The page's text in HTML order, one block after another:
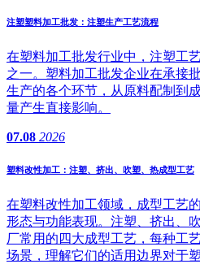
注塑塑料加工批发：注塑生产工艺流程
在塑料加工批发行业中，注塑工
之一。塑料加工批发企业在承接
生产的各个环节，从原料配制到
量产生直接影响。
07.08 2026
塑料改性加工：注塑、挤出、吹塑、热成型工艺
在塑料改性加工领域，成型工艺
形态与功能表现。注塑、挤出、
厂常用的四大成型工艺，每种工
场景，理解它们的适用边界对于